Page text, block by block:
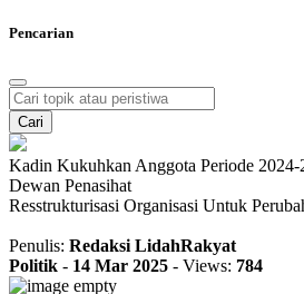
Pencarian
Cari
Kadin Kukuhkan Anggota Periode 2024-
Dewan Penasihat
Resstrukturisasi Organisasi Untuk
Penulis: Redaksi LidahRakyat
Politik - 14 Mar 2025 - Views: 784